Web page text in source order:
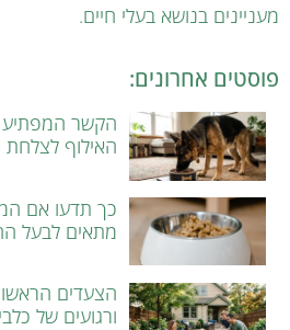
מעניינים בנושא בעלי חיים.
פוסטים אחרונים:
הקשר המפתיע
האילוף לצלחת
כך תדעו אם
מתאים לבעל
הצעדים
ורגועים של